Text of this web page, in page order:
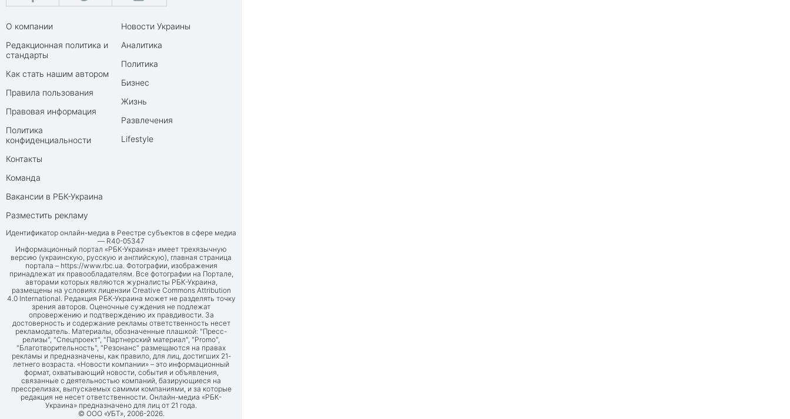
О компании
Редакционная политика и
стандарты
Как стать нашим автором
Правила пользования
Правовая информация
Политика
конфиденциальности
Контакты
Команда
Вакансии в РБК-Украина
Разместить рекламу
Новости Украины
Аналитика
Политика
Бизнес
Жизнь
Развлечения
Lifestyle
Идентификатор онлайн-медиа в Реестре субъектов в сфере медиа
— R40-05347
Информационный портал «РБК-Украина» имеет трехязычную
версию (украинскую, русскую и английскую), главная страница
портала – https://www.rbc.ua. Фотографии, изображения
принадлежат их правообладателям. Все фотографии на Портале,
авторами которых являются журналисты РБК-Украина,
размещены на условиях лицензии Creative Commons Attribution
4.0 International. Редакция РБК-Украина может не разделять точку
зрения авторов. Оценочные суждения не подлежат
опровержению и подтверждению их правдивости. За
достоверность и содержание рекламы ответственность несет
рекламодатель. Материалы, обозначенные плашкой: "Пресс-
релизы", "Спецпроект", "Партнерский материал", "Promo",
"Благотворительность", "Резонанс" размещаются на правах
рекламы и предназначены, как правило, для лиц, достигших 21-
летнего возраста. «Новости компании» – это информационный
формат, охватывающий новости, события и объявления,
связанные с деятельностью компаний, базирующиеся на
прессрелизах, выпускаемых самими компаниями, и за которые
редакция не несет ответственности. Онлайн-медиа «РБК-
Украина» предназначено для лиц от 21 года.
© ООО «УБТ», 2006-2026.